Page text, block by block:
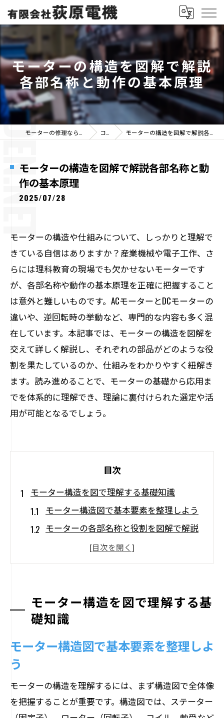
モーターの構造を図解で解説
各部名称と動作の基本原理
コラム モーターの構造を図解で解説各部名称と動作の基本原理
モーターの構造を図解で解説各部名称と動
作の基本原理
2025/07/28
モーターの構造や仕組みについて、しっかりと理解で
きている自信はありますか？産業機械や電子工作、さ
らには理科教育の現場でも欠かせないモーターです
が、各部名称や動作の基本原理を正確に把握すること
は意外と難しいものです。ACモーターとDCモーターの
違いや、逆回転時の挙動など、専門的な内容も多く混
在しています。本記事では、モーターの構造を図解を
交えて詳しく解説し、それぞれの部品がどのような役
割を果たしているのか、仕組みをわかりやすく紐解き
ます。読み進めることで、モーターの基礎から応用ま
でを体系的に理解でき、理論に裏付けられた選定や活
用が可能となるでしょう。
目次
モーター構造を図で理解する基礎知識
モーター構造図で基本要素を整理しよう
モーターの各部名称と役割を図解で解説
モーター仕組みを図でわかりやすく理解
構造図を使ったモーター内部の流れ紹介
モーター構造を知る初学者向け解説
各部名称から読み解くモーターの仕組み
モーター構造名称ごとの機能を詳しく紹
モーターの主要部品名とその働きとは
図解で学ぶモーター仕組みと部位名
モーター構造を図で理解する基
礎知識
モーター構造図で基本要素を整理しよ
う
モーターの構造を理解するには、まず構造図で全体像
を把握することが重要です。構造図では、ステーター